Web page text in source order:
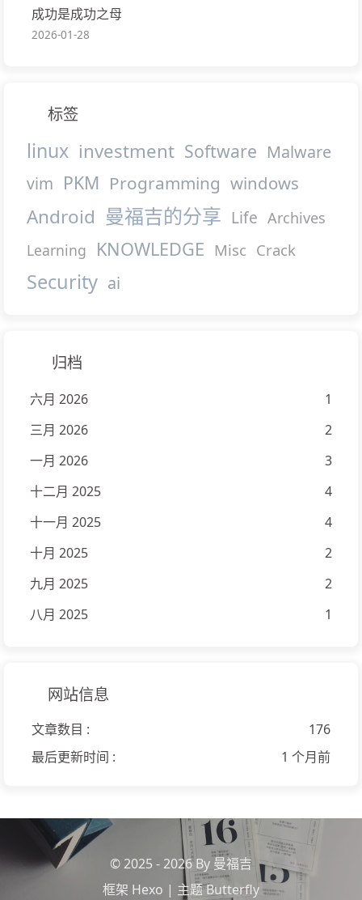
成功是成功之母
2026-01-28
标签
linux investment Software Malware
vim PKM Programming windows
Android 曼福吉的分享 Life Archives
Learning
KNOWLEDGE Misc Crack
Security ai
归档
六月 2026
1
三月 2026
2
一月 2026
3
十二月 2025
4
十一月 2025
4
十月 2025
2
九月 2025
2
八月 2025
1
网站信息
文章数目 :
176
最后更新时间 :
1 个月前
© 2025 - 2026 By 曼福吉
框架 Hexo | 主题Butterfly